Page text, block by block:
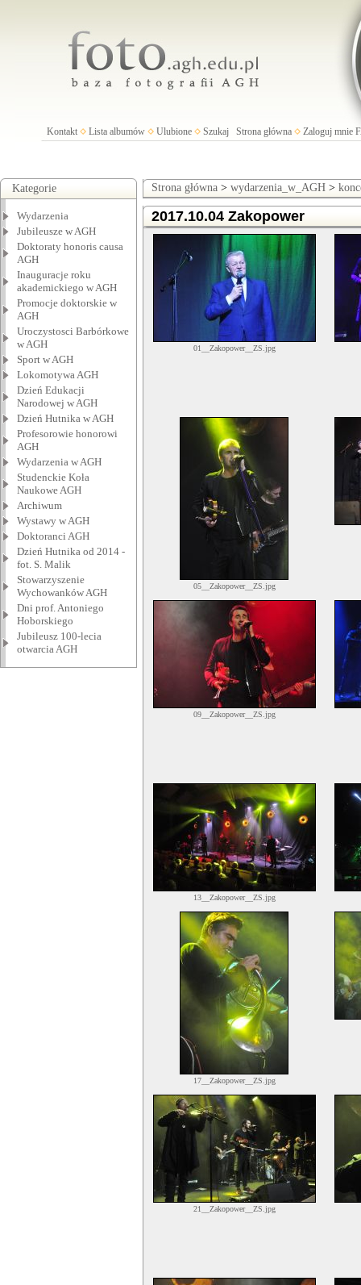
Kontakt Lista albumów Ulubione Szukaj Strona główna Zaloguj mnie
Kategorie
Wydarzenia
Jubileusze w AGH
Doktoraty honoris causa
AGH
Inauguracje roku
akademickiego w AGH
Promocje doktorskie w
AGH
Uroczystosci Barbórkowe
w AGH
Sport w AGH
Lokomotywa AGH
Dzień Edukacji
Narodowej w AGH
Dzień Hutnika w AGH
Profesorowie honorowi
AGH
Wydarzenia w AGH
Studenckie Koła
Naukowe AGH
Archiwum
Wystawy w AGH
Doktoranci AGH
Dzień Hutnika od 2014 -
fot. S. Malik
Stowarzyszenie
Wychowanków AGH
Dni prof. Antoniego
Hoborskiego
Jubileusz 100-lecia
otwarcia AGH
Strona główna > wydarzenia_w_AGH >
2017.10.04 Zakopower
01__Zakopower__ZS.jpg
05__Zakopower__ZS.jpg
09__Zakopower__ZS.jpg
13__Zakopower__ZS.jpg
17__Zakopower__ZS.jpg
21__Zakopower__ZS.jpg